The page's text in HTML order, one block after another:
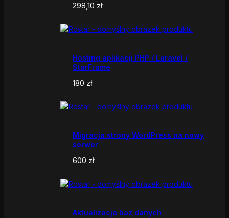
298,10 zł
Hosting aplikacji PHP / Laravel /
StarFrame
180 zł
Migracja strony WordPress na nowy
serwer
600 zł
Aktualizacja baz danych